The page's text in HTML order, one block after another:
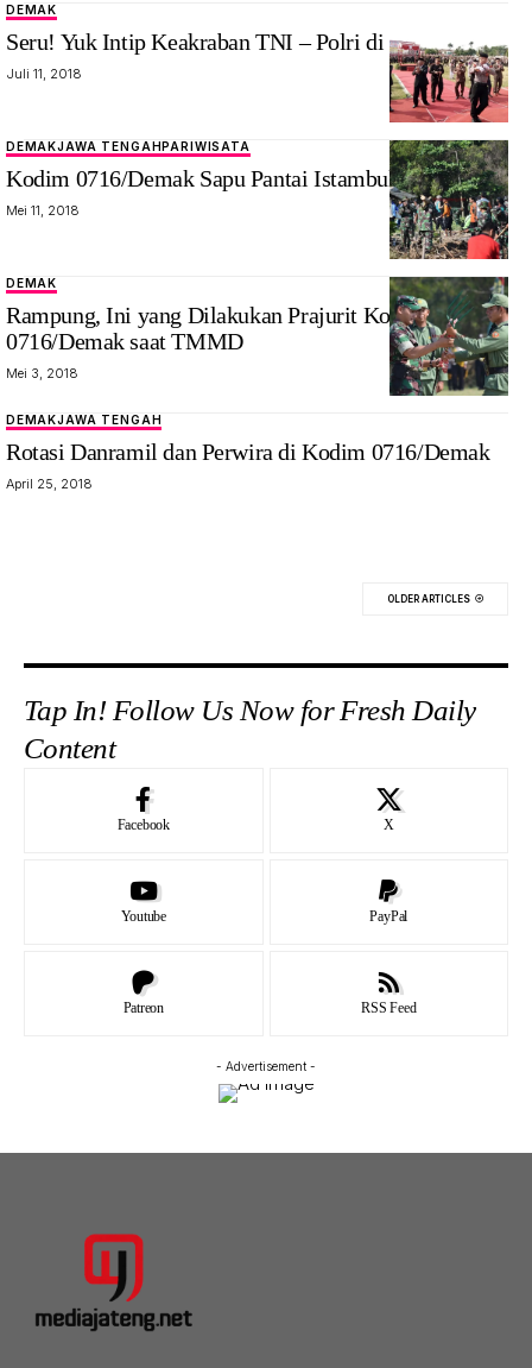
DEMAK
Seru! Yuk Intip Keakraban TNI – Polri di Demak Ini
Juli 11, 2018
DEMAKJAWA TENGAHPARIWISATA
Kodim 0716/Demak Sapu Pantai Istambul
Mei 11, 2018
DEMAK
Rampung, Ini yang Dilakukan Prajurit Kodim
0716/Demak saat TMMD
Mei 3, 2018
DEMAKJAWA TENGAH
Rotasi Danramil dan Perwira di Kodim 0716/Demak
April 25, 2018
OLDER ARTICLES
Tap In! Follow Us Now for Fresh Daily
Content
Facebook X
Youtube PayPal
Patreon RSS Feed
- Advertisement -